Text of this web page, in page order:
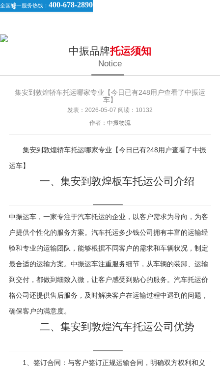
全国统一服务热线： 400-678-2890
中振品牌托运须知
Notice
集安到敦煌轿车托运哪家专业【今日已有248用户查看了中振运
车】
发表：2026-05-07 阅读：10132
作者： 中振物流
集安到敦煌轿车托运哪家专业【今日已有248用户查看了中振
运车】
一、集安到敦煌板车托运公司介绍
中振运车，一家专注于汽车托运的企业，以客户需求为导向，为客
户提供个性化的服务方案。汽车托运多少钱公司拥有丰富的运输经
验和专业的运输团队，能够根据不同客户的需求和车辆状况，制定
最合适的运输方案。中振运车注重服务细节，从车辆的装卸、运输
到交付，都做到细致入微，让客户感受到贴心的服务。汽车托运价
格公司还提供售后服务，及时解决客户在运输过程中遇到的问题，
确保客户的满意度。
二、集安到敦煌汽车托运公司优势
1、签订合同：与客户签订正规运输合同，明确双方权利和义